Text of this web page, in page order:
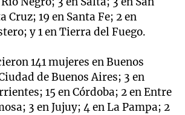
Cruz; 19 en Santa Fe; 2 en
y 1 en Tierra del Fuego.
141 mujeres en Buenos
de Buenos Aires; 3 en
15 en Córdoba; 2 en Entre
3 en Jujuy; 4 en La Pampa; 2